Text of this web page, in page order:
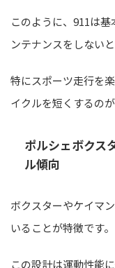
このように、911は
ンテナンスをしない
特にスポーツ走行を
イクルを短くするの
ポルシェボクス
ル傾向
ボクスターやケイマ
いることが特徴です。
この設計は運動性能